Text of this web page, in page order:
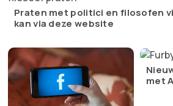
Praten met politici en filosofen
kan via deze website
met